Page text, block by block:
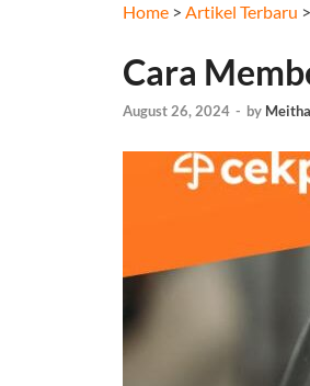
Home > Artikel Terbaru >
Cara
August 26, 2024 - by